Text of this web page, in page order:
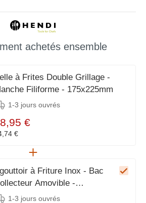
achetés ensemble
à Frites Double Grillage -
Filiforme - 175x225mm
1-3 jours ouvrés
€
€
à Friture Inox - Bac
Amovible -
1-3 jours ouvrés